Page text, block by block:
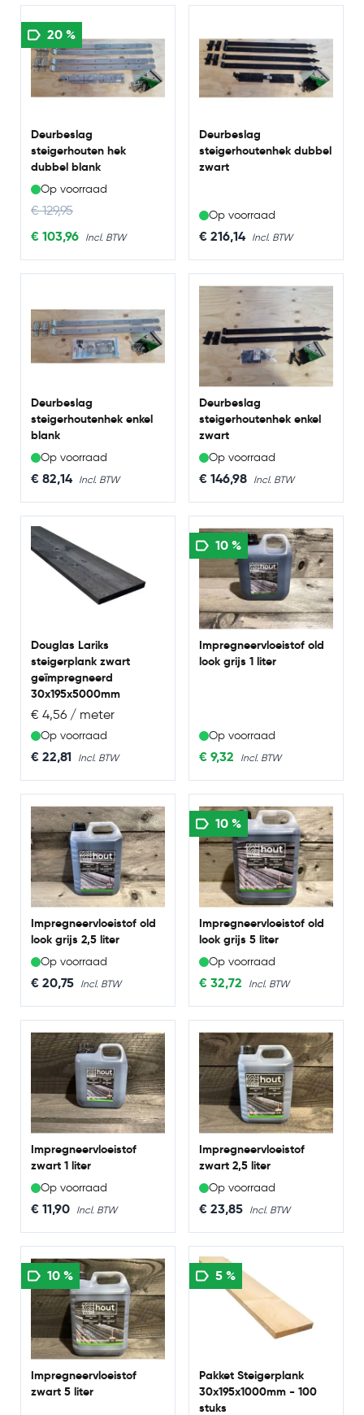
20 %
Deurbeslag
steigerhouten hek
dubbel blank
Op voorraad
Special Price
€ 103,96
Regular Price
€ 129,95
Deurbeslag
steigerhoutenhek dubbel
zwart
Op voorraad
€ 216,14
Deurbeslag
steigerhoutenhek enkel
blank
Op voorraad
€ 82,14
Deurbeslag
steigerhoutenhek enkel
zwart
Op voorraad
€ 146,98
Douglas Lariks
steigerplank zwart
geïmpregneerd
30x195x5000mm
€ 4,56 / meter
Op voorraad
€ 22,81
10 %
Impregneervloeistof old
look grijs 1 liter
Op voorraad
€ 9,32
Impregneervloeistof old
look grijs 2,5 liter
Op voorraad
€ 20,75
10 %
Impregneervloeistof old
look grijs 5 liter
Op voorraad
€ 32,72
Impregneervloeistof
zwart 1 liter
Op voorraad
€ 11,90
Impregneervloeistof
zwart 2,5 liter
Op voorraad
€ 23,85
10 %
Impregneervloeistof
zwart 5 liter
5 %
Pakket Steigerplank
30x195x1000mm - 100
stuks